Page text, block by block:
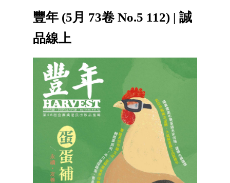
豐年 (5月 73卷 No.5 112) | 誠
品線上